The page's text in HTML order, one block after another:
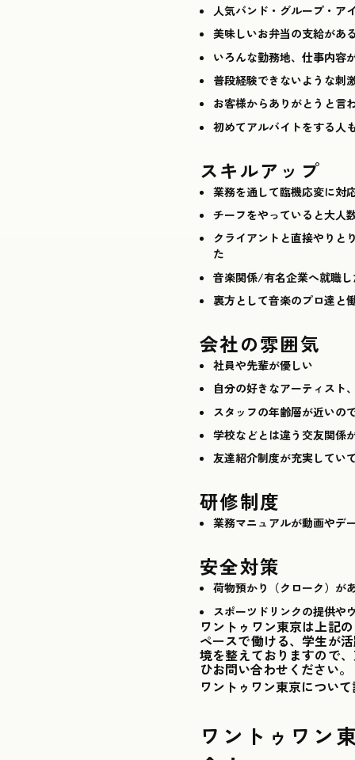
人気バンド・グループ・ア
美味しいお弁当の支給があ
いろんな勤務地、仕事内容
普段経験できないような刺
お客様からありがとうと言
初めてアルバイトをする人
スキルアップ
業務を通して臨機応変に対
チーフをやっていると大人
クライアントと直接やりと
た
音楽関係/有名企業へ就職
裏方として音楽のプロ達と
会社の雰囲気
社員や先輩が優しい
自分の好きなアーティスト
スタッフの年齢層が近いの
学校などとは違う交友関係
友達紹介制度が充実してい
研修制度
業務マニュアルが動画やデ
安全対策
荷物預かり（クローク）が
スポーツドリンクの提供や
ワントゥワン東京は上記
ペースで働ける、学生が
境を整えておりますので
ひお問い合わせください。
ワントゥワン東京につい
ワントゥワン